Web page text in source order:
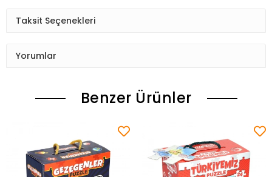
Taksit Seçenekleri
Yorumlar
Benzer Ürünler